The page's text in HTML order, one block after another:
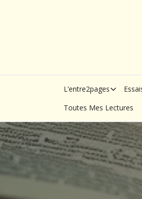
L’entre2pages
Toutes Mes Lectures